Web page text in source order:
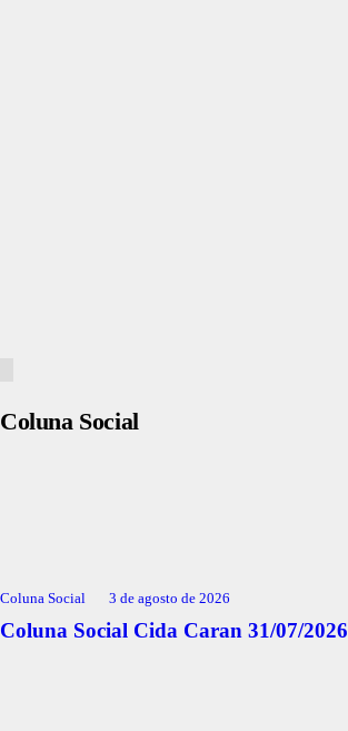
Coluna Social
Coluna Social 3 de agosto de 2026
Coluna Social Cida Caran 31/07/2026